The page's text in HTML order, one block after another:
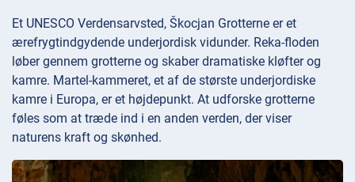
Et UNESCO Verdensarvsted, Škocjan Grotterne er et
ærefrygtindgydende underjordisk vidunder. Reka-floden
løber gennem grotterne og skaber dramatiske kløfter og
kamre. Martel-kammeret, et af de største underjordiske
kamre i Europa, er et højdepunkt. At udforske grotterne
føles som at træde ind i en anden verden, der viser
naturens kraft og skønhed.